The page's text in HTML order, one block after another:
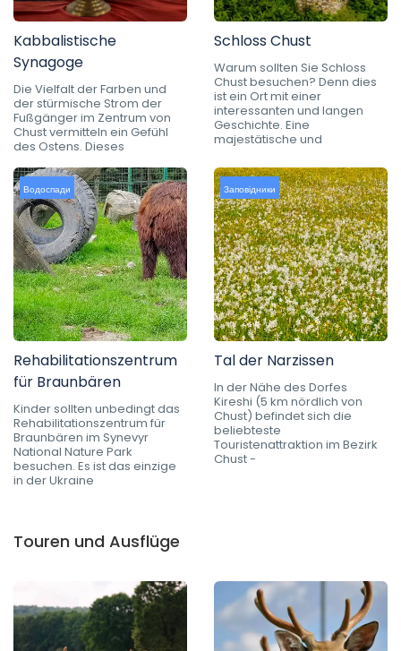
Kabbalistische
Synagoge
Die Vielfalt der Farben und
der stürmische Strom der
Fußgänger im Zentrum von
Chust vermitteln ein Gefühl
des Ostens. Dieses
Schloss Chust
Warum sollten Sie Schloss
Chust besuchen? Denn dies
ist ein Ort mit einer
interessanten und langen
Geschichte. Eine
majestätische und
Водоспади
Rehabilitationszentrum
für Braunbären
Kinder sollten unbedingt das
Rehabilitationszentrum für
Braunbären im Synevyr
National Nature Park
besuchen. Es ist das einzige
in der Ukraine
Заповідники
Tal der Narzissen
In der Nähe des Dorfes
Kireshi (5 km nördlich von
Chust) befindet sich die
beliebteste
Touristenattraktion im Bezirk
Chust -
Touren und Ausflüge